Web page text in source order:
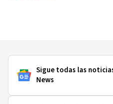
Sigue todas las
News